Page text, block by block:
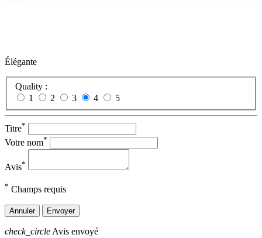
Élégante
Quality :
1
2 3 4 5
Titre*
Votre nom*
Avis*
* Champs requis
Annuler Envoyer
check_circle Avis envoyé